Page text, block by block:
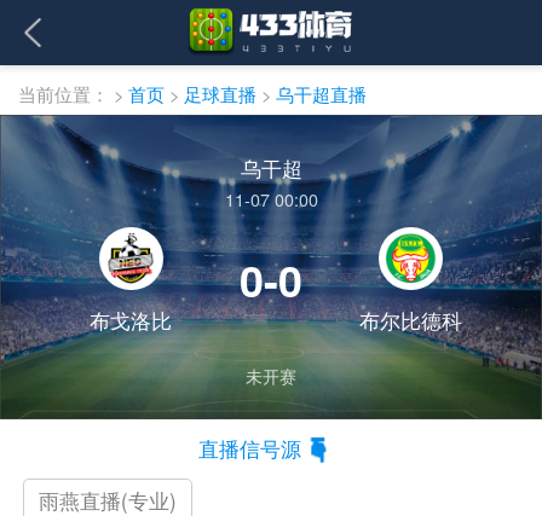
当前位置： > 首页 > 足球直播 > 乌干超直播
乌干超
11-07 00:00
布戈洛比
0-0
布尔比德科
未开赛
直播信号源
雨燕直播(专业)